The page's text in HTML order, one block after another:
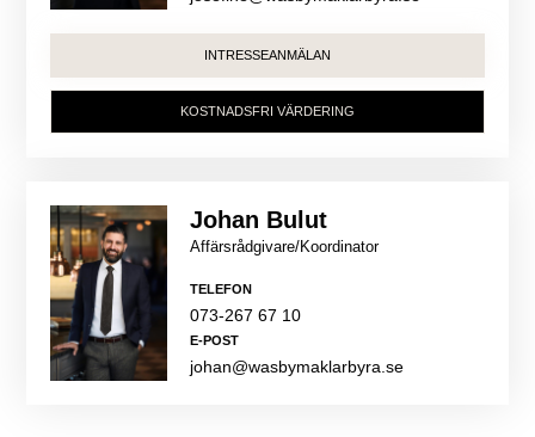
INTRESSEANMÄLAN
KOSTNADSFRI VÄRDERING
Johan Bulut
Affärsrådgivare/Koordinator
TELEFON
073-267 67 10
E-POST
johan@wasbymaklarbyra.se